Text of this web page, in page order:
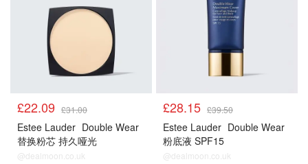
£22.09 £31.00
Estee Lauder Double Wear
替换粉芯 持久哑光
@dealmoon.co.uk
£28.15 £39.50
Estee Lauder Double Wear
粉底液 SPF15
@dealmoon.co.uk